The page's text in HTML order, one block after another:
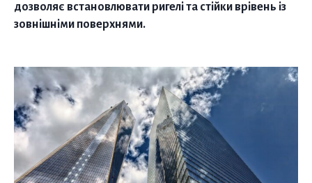
дозволяє встановлювати ригелі та стійки врівень із
зовнішніми поверхнями.